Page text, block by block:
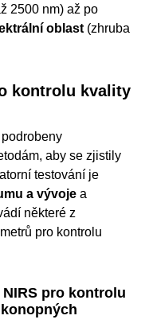
2500 nm) až po
oblast (zhruba
kontrolu kvality
aby se zjistily
testování je
a vývoje a
některé z
pro kontrolu
pro kontrolu